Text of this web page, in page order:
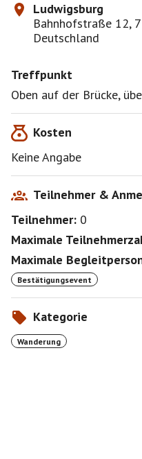
Ludwigsburg
Bahnhofstraße 12,
Deutschland
Treffpunkt
Oben auf der Brücke,
Kosten
Keine Angabe
Teilnehmer &
Teilnehmer: 0
Maximale
Maximale
Bestätigungsevent
Kategorie
Wanderung